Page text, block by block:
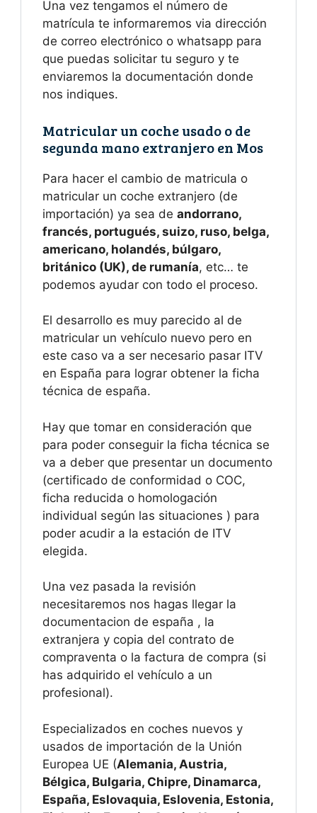
Una vez tengamos el número de
matrícula te informaremos via dirección
de correo electrónico o whatsapp para
que puedas solicitar tu seguro y te
enviaremos la documentación donde
nos indiques.
Matricular un coche usado o de
segunda mano extranjero en Mos
Para hacer el cambio de matricula o
matricular un coche extranjero (de
importación) ya sea de andorrano,
francés, portugués, suizo, ruso, belga,
americano, holandés, búlgaro,
británico (UK), de rumanía, etc… te
podemos ayudar con todo el proceso.
El desarrollo es muy parecido al de
matricular un vehículo nuevo pero en
este caso va a ser necesario pasar ITV
en España para lograr obtener la ficha
técnica de españa.
Hay que tomar en consideración que
para poder conseguir la ficha técnica se
va a deber que presentar un documento
(certificado de conformidad o COC,
ficha reducida o homologación
individual según las situaciones ) para
poder acudir a la estación de ITV
elegida.
Una vez pasada la revisión
necesitaremos nos hagas llegar la
documentacion de españa , la
extranjera y copia del contrato de
compraventa o la factura de compra (si
has adquirido el vehículo a un
profesional).
Especializados en coches nuevos y
usados de importación de la Unión
Europea UE (Alemania, Austria,
Bélgica, Bulgaria, Chipre, Dinamarca,
España, Eslovaquia, Eslovenia, Estonia,